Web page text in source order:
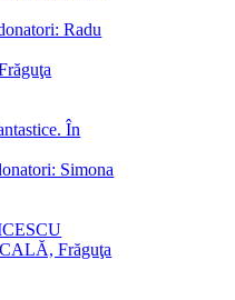
Radu
În
Simona
Frăguţa